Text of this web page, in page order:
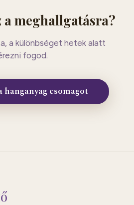
a meghallgatásra?
a különbséget hetek alatt
fogod.
hanganyag csomagot